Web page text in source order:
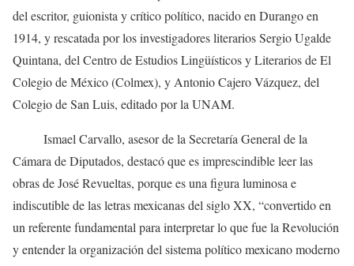
del escritor, guionista y crítico político, nacido en Durango en
1914, y rescatada por los investigadores literarios Sergio Ugalde
Quintana, del Centro de Estudios Lingüísticos y Literarios de El
Colegio de México (Colmex), y Antonio Cajero Vázquez, del
Colegio de San Luis, editado por la UNAM.
Ismael Carvallo, asesor de la Secretaría General de la
Cámara de Diputados, destacó que es imprescindible leer las
obras de José Revueltas, porque es una figura luminosa e
indiscutible de las letras mexicanas del siglo XX, “convertido en
un referente fundamental para interpretar lo que fue la Revolución
y entender la organización del sistema político mexicano moderno